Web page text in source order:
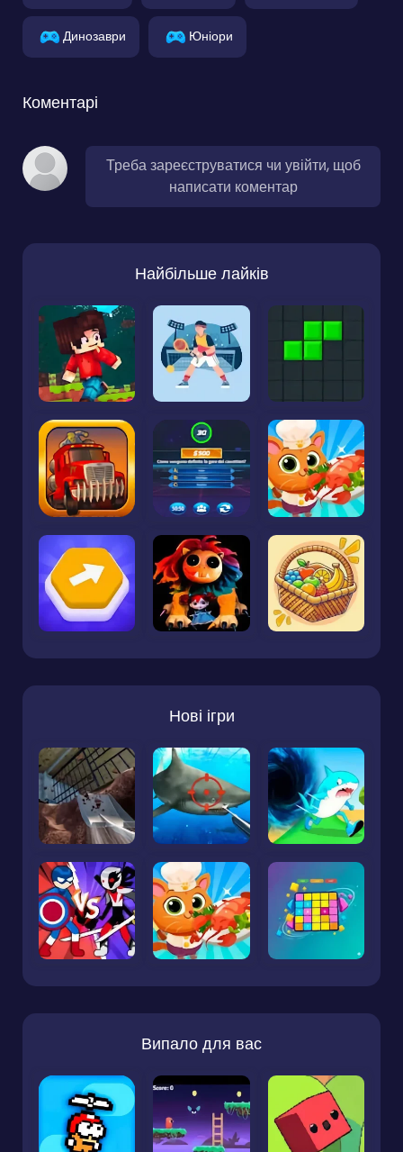
Динозаври Юніори
Коментарі
Треба зареєструватися чи увійти, щоб
написати коментар
Найбільше лайків
Нові ігри
Випало для вас